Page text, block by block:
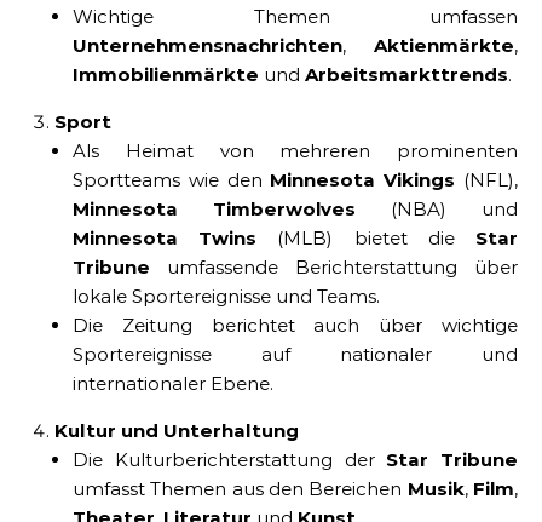
Wichtige Themen umfassen
Unternehmensnachrichten, Aktienmärkte,
Immobilienmärkte und Arbeitsmarkttrends.
Sport
Als Heimat von mehreren prominenten
Sportteams wie den Minnesota Vikings (NFL),
Minnesota Timberwolves (NBA) und
Minnesota Twins (MLB) bietet die Star
Tribune umfassende Berichterstattung über
lokale Sportereignisse und Teams.
Die Zeitung berichtet auch über wichtige
Sportereignisse auf nationaler und
internationaler Ebene.
Kultur und Unterhaltung
Die Kulturberichterstattung der Star Tribune
umfasst Themen aus den Bereichen Musik, Film,